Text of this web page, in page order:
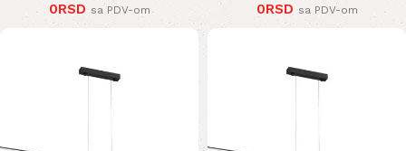
0RSD sa PDV-om
0RSD sa PDV-om